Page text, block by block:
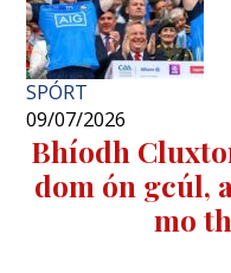
SPÓRT
09/07/2026
Bhíodh
dom ón gcúl,
mo